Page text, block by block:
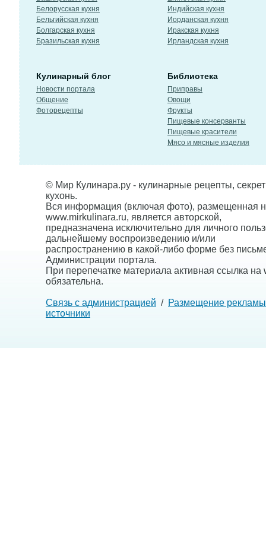
Белорусская кухня
Бельгийская кухня
Болгарская кухня
Бразильская кухня
Индийская кухня
Иорданская кухня
Иракская кухня
Ирландская кухня
Кулинарный блог
Новости портала
Общение
Фоторецепты
Библиотека
Приправы
Овощи
Фрукты
Пищевые консерванты
Пищевые красители
Мясо и мясные изделия
© Мир Кулинара.ру - кулинарные рецепты,
кухонь.
Вся информация (включая фото), размещенная
www.mirkulinara.ru, является авторской,
предназначена исключительно для личного
дальнейшему воспроизведению и/или
распространению в какой-либо форме без
Администрации портала.
При перепечатке материала активная ссылка на
обязательна.
Связь с администрацией / Размещение рекламы
источники